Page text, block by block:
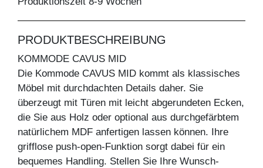
PRODUKTBESCHREIBUNG
KOMMODE CAVUS MID
Die Kommode CAVUS MID kommt als klassisches
Möbel mit durchdachten Details daher. Sie
überzeugt mit Türen mit leicht abgerundeten Ecken,
die Sie aus Holz oder optional aus durchgefärbtem
natürlichem MDF anfertigen lassen können. Ihre
grifflose push-open-Funktion sorgt dabei für ein
bequemes Handling. Stellen Sie Ihre Wunsch-